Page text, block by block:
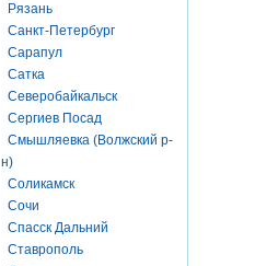
Рязань
Санкт-Петербург
Сарапул
Сатка
Северобайкальск
Сергиев Посад
Смышляевка (Волжский р-
н)
Соликамск
Сочи
Спасск Дальний
Ставрополь